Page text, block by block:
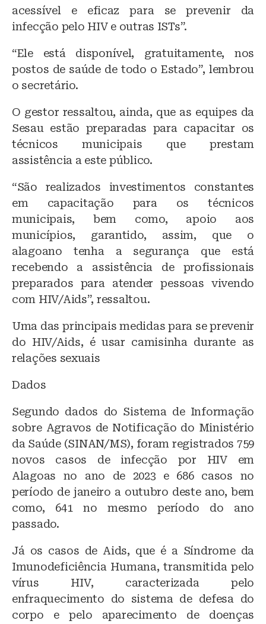
acessível e eficaz para se prevenir da
infecção pelo HIV e outras ISTs”.
“Ele está disponível, gratuitamente, nos
postos de saúde de todo o Estado”, lembrou
o secretário.
O gestor ressaltou, ainda, que as equipes da
Sesau estão preparadas para capacitar os
técnicos municipais que prestam
assistência a este público.
“São realizados investimentos constantes
em capacitação para os técnicos
municipais, bem como, apoio aos
municípios, garantido, assim, que o
alagoano tenha a segurança que está
recebendo a assistência de profissionais
preparados para atender pessoas vivendo
com HIV/Aids”, ressaltou.
Uma das principais medidas para se prevenir
do HIV/Aids, é usar camisinha durante as
relações sexuais
Dados
Segundo dados do Sistema de Informação
sobre Agravos de Notificação do Ministério
da Saúde (SINAN/MS), foram registrados 759
novos casos de infecção por HIV em
Alagoas no ano de 2023 e 686 casos no
período de janeiro a outubro deste ano, bem
como, 641 no mesmo período do ano
passado.
Já os casos de Aids, que é a Síndrome da
Imunodeficiência Humana, transmitida pelo
vírus HIV, caracterizada pelo
enfraquecimento do sistema de defesa do
corpo e pelo aparecimento de doenças